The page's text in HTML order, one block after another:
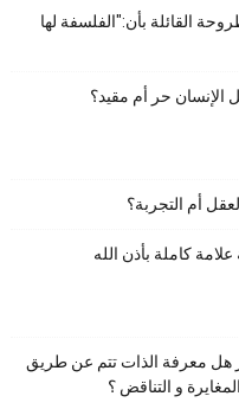
القائلة بأن:"الفلسفة لها
الإنسان حر أم مقيد؟
أم التجربة؟
علامة كاملة بأذن الله
هل معرفة الذات تتم عن طريق
و التناقض ؟